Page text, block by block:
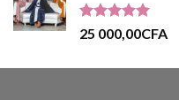
Note5.00
25 000,00CFA